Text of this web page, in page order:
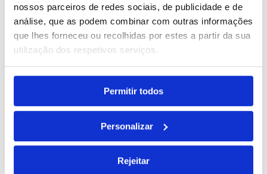
nossos parceiros de redes sociais, de publicidade e de
análise, que as podem combinar com outras informações
que lhes forneceu ou recolhidas por estes a partir da sua
utilização dos respetivos serviços.
Permitir todos
Personalizar
Rejeitar
Comprar
Manolo
desde 0.85€
Comprar